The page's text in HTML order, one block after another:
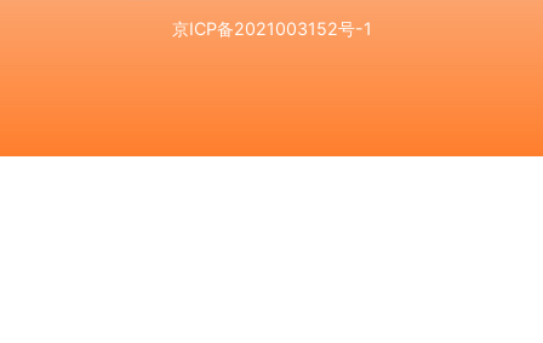
京ICP备2021003152号-1